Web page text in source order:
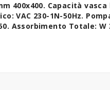
400x400. Capacità
VAC 230-1N-50Hz.
Assorbimento Totale: W